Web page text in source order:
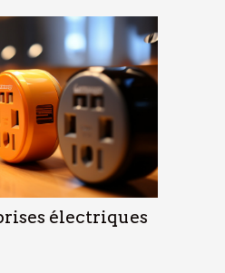
électriques